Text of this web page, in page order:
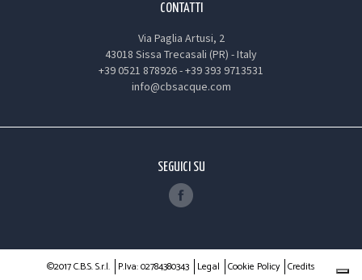
CONTATTI
Via Paglia Artusi, 2
43018 Sissa Trecasali (PR) - Italy
+39 0521 878926-+39 393 9713531
info@cbsacque.com
SEGUICI SU
©2017 C.B.S. S.r.l. P.Iva: 02784380343 Legal Cookie Policy Credits